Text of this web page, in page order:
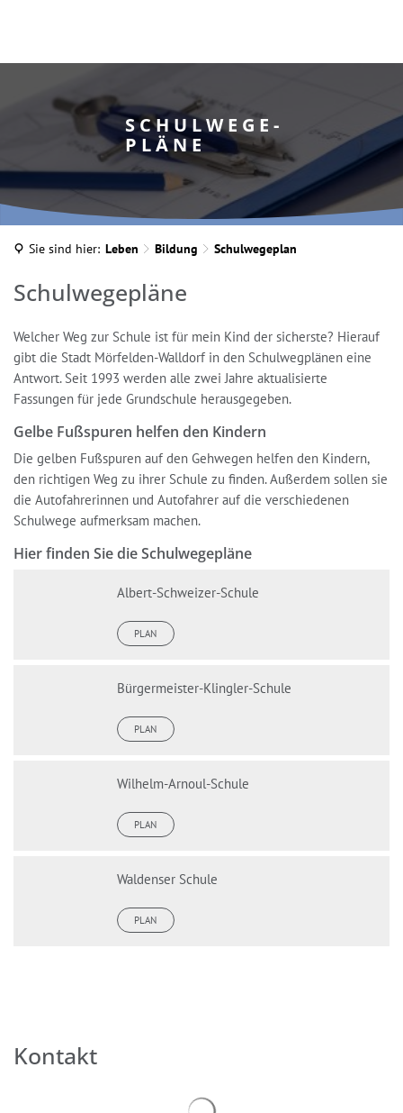
INA MARTELLA, © IM
S C H U L W E G E -
P L Ä N E
Sie sind hier: Leben Bildung Schulwegeplan
Schulwegeplan
Schulwegepläne
Welcher Weg zur Schule ist für mein Kind der sicherste? Hierauf
gibt die Stadt Mörfelden-Walldorf in den Schulwegplänen eine
Antwort. Seit 1993 werden alle zwei Jahre aktualisierte
Fassungen für jede Grundschule herausgegeben.
Gelbe Fußspuren helfen den Kindern
Die gelben Fußspuren auf den Gehwegen helfen den Kindern,
den richtigen Weg zu ihrer Schule zu finden. Außerdem sollen sie
die Autofahrerinnen und Autofahrer auf die verschiedenen
Schulwege aufmerksam machen.
Hier finden Sie die Schulwegepläne
Albert-Schweizer-Schule
PLAN
Bürgermeister-Klingler-Schule
PLAN
Wilhelm-Arnoul-Schule
PLAN
Waldenser Schule
PLAN
Kontakt